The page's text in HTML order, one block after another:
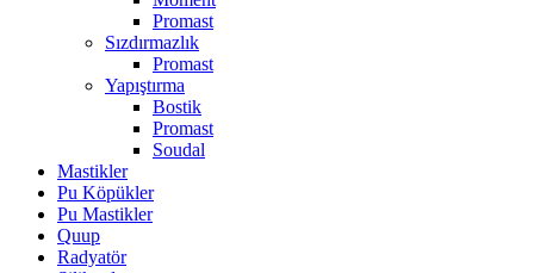
Promast
Sızdırmazlık
Promast
Yapıştırma
Bostik
Promast
Soudal
Mastikler
Pu Köpükler
Pu Mastikler
Quup
Radyatör